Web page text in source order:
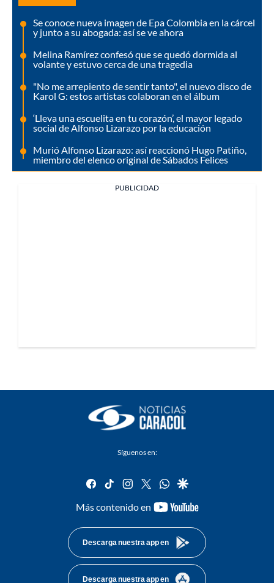
Se conoce nueva imagen de Epa Colombia en la cárcel
y junto a su abogada: así se ve ahora
Melina Ramírez confesó que se quedó dormida al
volante y estuvo cerca de una tragedia
"No me arrepiento de sentir tanto", el nuevo disco de
Karol G: estos artistas colaboran en el álbum
‘Lleva una escuelita en tu corazón’, el mayor legado
social de Alfonso Lizarazo por la educación
Murió Alfonso Lizarazo: así reaccionó Hugo Patiño,
miembro del elenco original de Sábados Felices
PUBLICIDAD
Síguenos en:
facebook
tiktok instagram
twitterwhatsapp
google
Más contenido en
youtube-
Descarga nuestra app en
Descarga nuestra app en